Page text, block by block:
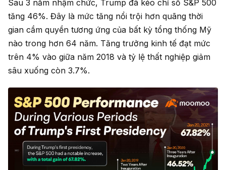
Sau 3 năm nhậm chức, Trump đã kéo chỉ số S&P 500
tăng 46%. Đây là mức tăng nổi trội hơn quãng thời
gian cầm quyền tương ứng của bất kỳ tổng thống Mỹ
nào trong hơn 64 năm. Tăng trưởng kinh tế đạt mức
trên 4% vào giữa năm 2018 và tỷ lệ thất nghiệp giảm
sâu xuống còn 3.7%.